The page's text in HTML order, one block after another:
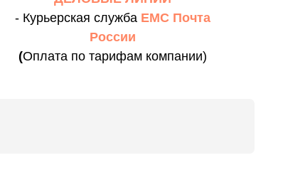
- Курьерская служба ЕМС Почта
России
(Оплата по тарифам компании)